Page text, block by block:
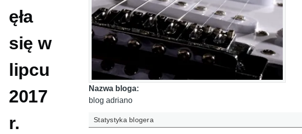
ęła
się w
lipcu
2017
r.
Nazwa bloga:
blog adriano
Statystyka blogera